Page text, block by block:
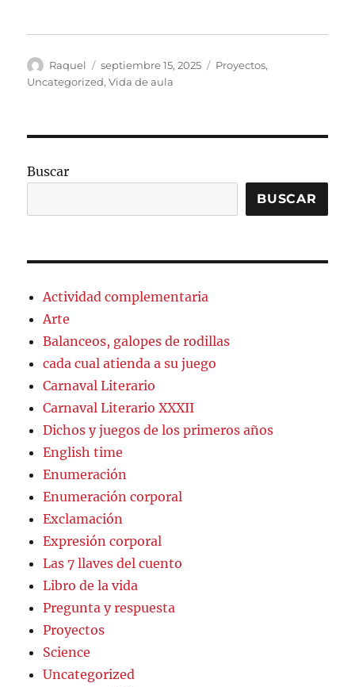
Autor
Raquel
Publicado
el
septiembre 15, 2025 Categorías
Proyectos,
Uncategorized,Vida de aula
Buscar
BUSCAR
Actividad complementaria
Arte
Balanceos, galopes de rodillas
cada cual atienda a su juego
Carnaval Literario
Carnaval Literario XXXII
Dichos y juegos de los primeros años
English time
Enumeración
Enumeración corporal
Exclamación
Expresión corporal
Las 7 llaves del cuento
Libro de la vida
Pregunta y respuesta
Proyectos
Science
Uncategorized